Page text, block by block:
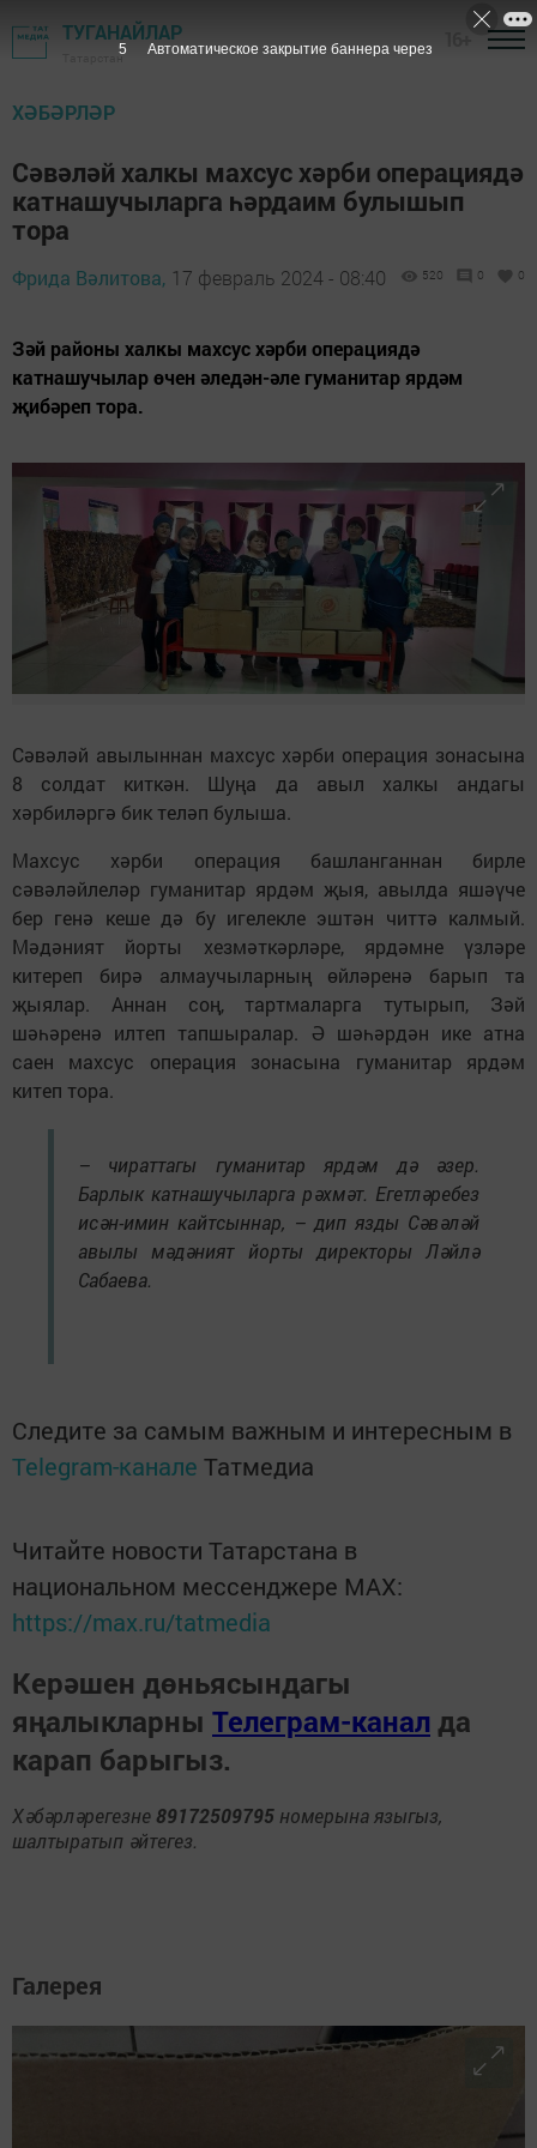
ТУГАНАЙЛАР
Татарстан
ХӘБӘРЛӘР
Сәвәләй халкы махсус хәрби операциядә
катнашучыларга һәрдаим булышып
тора
Фрида Вәлитова, 17 февраль 2024 - 08:40 520 0 0
Зәй районы халкы махсус хәрби операциядә
катнашучылар өчен әледән-әле гуманитар ярдәм
җибәреп тора.
Сәвәләй авылыннан махсус хәрби операция зонасына
8 солдат киткән. Шуңа да авыл халкы андагы
хәрбиләргә бик теләп булыша.
Махсус хәрби операция башланганнан бирле
сәвәләйлеләр гуманитар ярдәм җыя, авылда яшәүче
бер генә кеше дә бу игелекле эштән читтә калмый.
Мәдәният йорты хезмәткәрләре, ярдәмне үзләре
китереп бирә алмаучыларның өйләренә барып та
җыялар. Аннан соң, тартмаларга тутырып, Зәй
шәһәренә илтеп тапшыралар. Ә шәһәрдән ике атна
саен махсус операция зонасына гуманитар ярдәм
китеп тора.
– чираттагы гуманитар ярдәм дә әзер.
Барлык катнашучыларга рәхмәт. Егетләребез
исән-имин кайтсыннар, – дип язды Сәвәләй
авылы мәдәният йорты директоры Ләйлә
Сабаева.
Следите за самым важным и интересным в
Telegram-канале Татмедиа
Читайте новости Татарстана в
национальном мессенджере MАХ:
https://max.ru/tatmedia
Керәшен дөньясындагы
яңалыкларны Телеграм-канал да
карап барыгыз.
Хәбәрләрегезне 89172509795 номерына языгыз,
шалтыратып әйтегез.
Галерея
4 Автоматическое закрытие баннера через